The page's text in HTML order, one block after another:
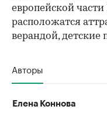
европейской
расположатся
верандой, детские
Авторы
Елена Коннова